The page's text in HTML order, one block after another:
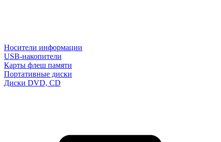
Носители информации
USB-накопители
Карты флеш памяти
Портативные диски
Диски DVD, CD